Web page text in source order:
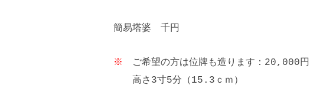
簡易塔婆 千円
※
ご希望の方は位牌も造ります：20,000円
高さ3寸5分（15.3ｃｍ）